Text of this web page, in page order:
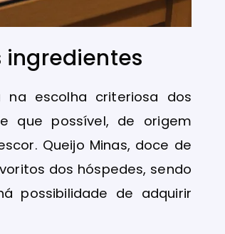
escolha criteriosa dos
que possível, de origem
Queijo Minas, doce de
dos hóspedes, sendo
possibilidade de adquirir